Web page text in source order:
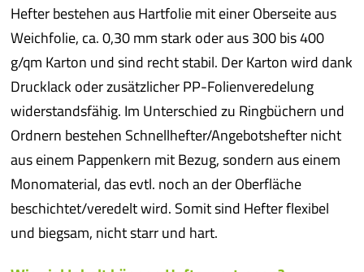
Hefter bestehen aus Hartfolie mit einer Oberseite aus
Weichfolie, ca. 0,30 mm stark oder aus 300 bis 400
g/qm Karton und sind recht stabil. Der Karton wird dank
Drucklack oder zusätzlicher PP-Folienveredelung
widerstandsfähig. Im Unterschied zu Ringbüchern und
Ordnern bestehen Schnellhefter/Angebotshefter nicht
aus einem Pappenkern mit Bezug, sondern aus einem
Monomaterial, das evtl. noch an der Oberfläche
beschichtet/veredelt wird. Somit sind Hefter flexibel
und biegsam, nicht starr und hart.